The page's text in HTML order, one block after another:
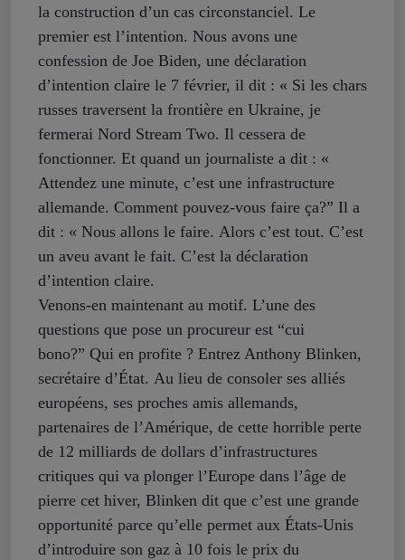
la construction d’un cas circonstanciel. Le
premier est l’intention. Nous avons une
confession de Joe Biden, une déclaration
d’intention claire le 7 février, il dit : « Si les chars
russes traversent la frontière en Ukraine, je
fermerai Nord Stream Two. Il cessera de
fonctionner. Et quand un journaliste a dit : «
Attendez une minute, c’est une infrastructure
allemande. Comment pouvez-vous faire ça?” Il a
dit : « Nous allons le faire. Alors c’est tout. C’est
un aveu avant le fait. C’est la déclaration
d’intention claire.
Venons-en maintenant au motif. L’une des
questions que pose un procureur est “cui
bono?” Qui en profite ? Entrez Anthony Blinken,
secrétaire d’État. Au lieu de consoler ses alliés
européens, ses proches amis allemands,
partenaires de l’Amérique, de cette horrible perte
de 12 milliards de dollars d’infrastructures
critiques qui va plonger l’Europe dans l’âge de
pierre cet hiver, Blinken dit que c’est une grande
opportunité parce qu’elle permet aux États-Unis
d’introduire son gaz à 10 fois le prix du